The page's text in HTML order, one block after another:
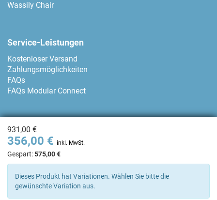
931,00 €
356,00 € inkl. MwSt.
Gespart:575,00 €
Dieses Produkt hat Variationen. Wählen Sie bitte die
gewünschte Variation aus.
Wassily Chair
Service-Leistungen
Kostenloser Versand
Zahlungsmöglichkeiten
FAQs
FAQs Modular Connect
Zahlungsmethoden
Kontakt
+34 93 80 04 874